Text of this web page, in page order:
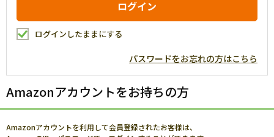
ログインしたままにする
パスワードをお忘れの方はこちら
Amazonアカウントをお持ちの方
Amazonアカウントを利用して会員登録されたお客様は、